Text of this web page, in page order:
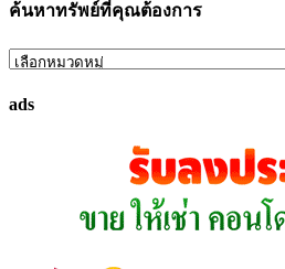
ค้นหาทรัพย์ที่คุณต้องการ
ค้นหา
ที่
ads